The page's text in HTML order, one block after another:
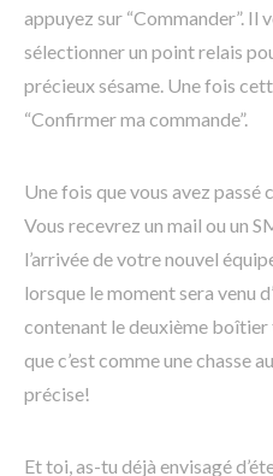
appuyez sur “Commander”. Il
sélectionner un point relais
précieux sésame. Une fois
“Confirmer ma commande”.
Une fois que vous avez passé
Vous recevrez un mail ou un
l’arrivée de votre nouvel
lorsque le moment sera venu
contenant le deuxième boîtier
que c’est comme une chasse
précise!
Et toi, as-tu déjà envisagé